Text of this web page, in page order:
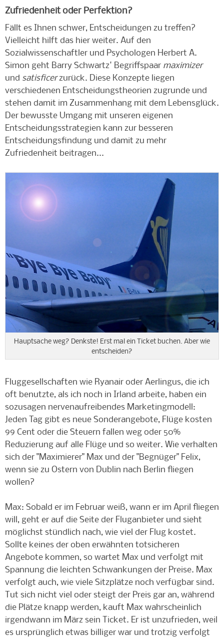
Zufriedenheit oder Perfektion?
Fällt es Ihnen schwer, Entscheidungen zu treffen?
Vielleicht hilft das hier weiter. Auf den
Sozialwissenschaftler und Psychologen Herbert A.
Simon geht Barry Schwartz' Begriffspaar maximizer
und satisficerzurück. Diese Konzepte liegen
verschiedenen Entscheidungstheorien zugrunde und
stehen damit im Zusammenhang mit dem Lebensglück.
Der bewusste Umgang mit unseren eigenen
Entscheidungsstrategien kann zur besseren
Entscheidungsfindung und damit zu mehr
Zufriedenheit beitragen...
Hauptsache weg? Denkste! Erst mal ein Ticket buchen. Aber wie
entscheiden?
Fluggesellschaften wie Ryanair oder Aerlingus, die ich
oft benutzte, als ich noch in Irland arbeite, haben ein
sozusagen nervenaufreibendes Marketingmodell:
Jeden Tag gibt es neue Sonderangebote, Flüge kosten
99 Cent oder die Steuern fallen weg oder 50%
Reduzierung auf alle Flüge und so weiter. Wie verhalten
sich der "Maximierer" Max und der "Begnüger" Felix,
wenn sie zu Ostern von Dublin nach Berlin fliegen
wollen?
Max: Sobald er im Februar weiß, wann er im April fliegen
will, geht er auf die Seite der Fluganbieter und sieht
möglichst stündlich nach, wie viel der Flug kostet.
Sollte keines der oben erwähnten totsicheren
Angebote kommen, so wartet Max und verfolgt mit
Spannung die leichten Schwankungen der Preise. Max
verfolgt auch, wie viele Sitzplätze noch verfügbar sind.
Tut sich nicht viel oder steigt der Preis gar an, während
die Plätze knapp werden, kauft Max wahrscheinlich
irgendwann im März sein Ticket. Er ist unzufrieden, weil
es ursprünglich etwas billiger war und trotzig verfolgt